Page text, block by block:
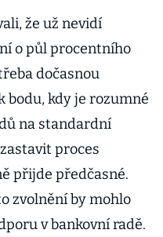
že už nevidí
o půl procentního
dočasnou
bodu, kdy je rozumné
na standardní
proces
přijde předčasné.
zvolnění by mohlo
v bankovní radě.